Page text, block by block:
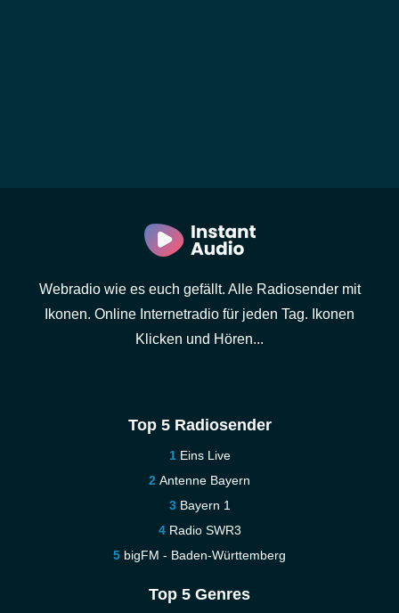
Webradio wie es euch gefällt. Alle Radiosender mit
Ikonen. Online Internetradio für jeden Tag. Ikonen
Klicken und Hören...
Top 5 Radiosender
Eins Live
Antenne Bayern
Bayern 1
Radio SWR3
bigFM - Baden-Württemberg
Top 5 Genres